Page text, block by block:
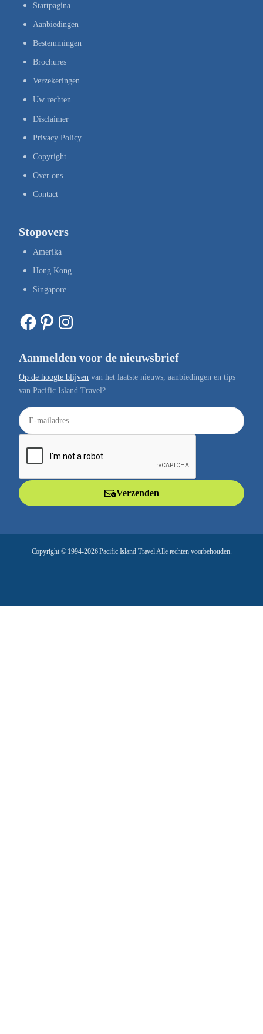
Startpagina
Aanbiedingen
Bestemmingen
Brochures
Verzekeringen
Uw rechten
Disclaimer
Privacy Policy
Copyright
Over ons
Contact
Stopovers
Amerika
Hong Kong
Singapore
Facebook Pinterest Instagram
Aanmelden voor de nieuwsbrief
Op de hoogte blijven van het laatste nieuws, aanbiedingen en tips
van Pacific Island Travel?
E
-
a
Verzenden
Copyright © 1994-2026 Pacific Island Travel Alle rechten voorbehouden.